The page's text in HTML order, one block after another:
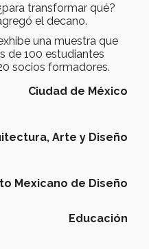
transformar qué?
el decano.
una muestra que
de 100 estudiantes
socios formadores.
Ciudad de México
Arte y Diseño
Mexicano de Diseño
Educación